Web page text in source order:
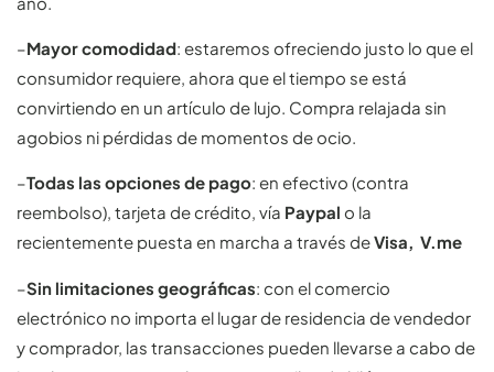
–Mayor comodidad: estaremos ofreciendo justo lo que el
consumidor requiere, ahora que el tiempo se está
convirtiendo en un artículo de lujo. Compra relajada sin
agobios ni pérdidas de momentos de ocio.
–Todas las opciones de pago: en efectivo (contra
reembolso), tarjeta de crédito, vía Paypal o la
recientemente puesta en marcha a través deVisa, V.me
–Sin limitaciones geográficas: con el comercio
electrónico no importa el lugar de residencia de vendedor
y comprador, las transacciones pueden llevarse a cabo de